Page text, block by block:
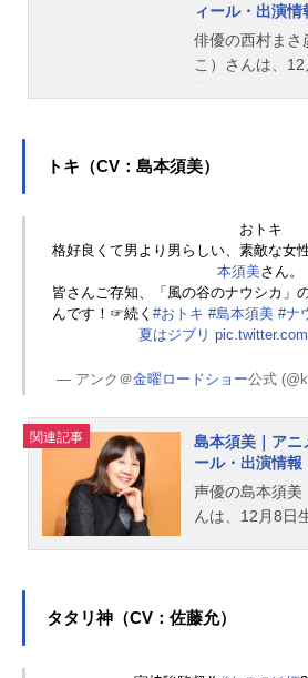
ィール・出演
俳優の西村まさ
こ）さんは、
トキ（CV：島本須美）
おトキ
格好良くて男より男らしい、素敵な女
本須美さん。
皆さんご存知、「風の谷のナウシカ」
んです！☞続く#おトキ #島本須美 #ナ
夏はジブリ
— アンク＠金曜ロードショー公式
関連記事
島本須美｜アニ
ール・出演情
声優の島本須美
んは、12月8日
タタリ神（CV：佐藤允）